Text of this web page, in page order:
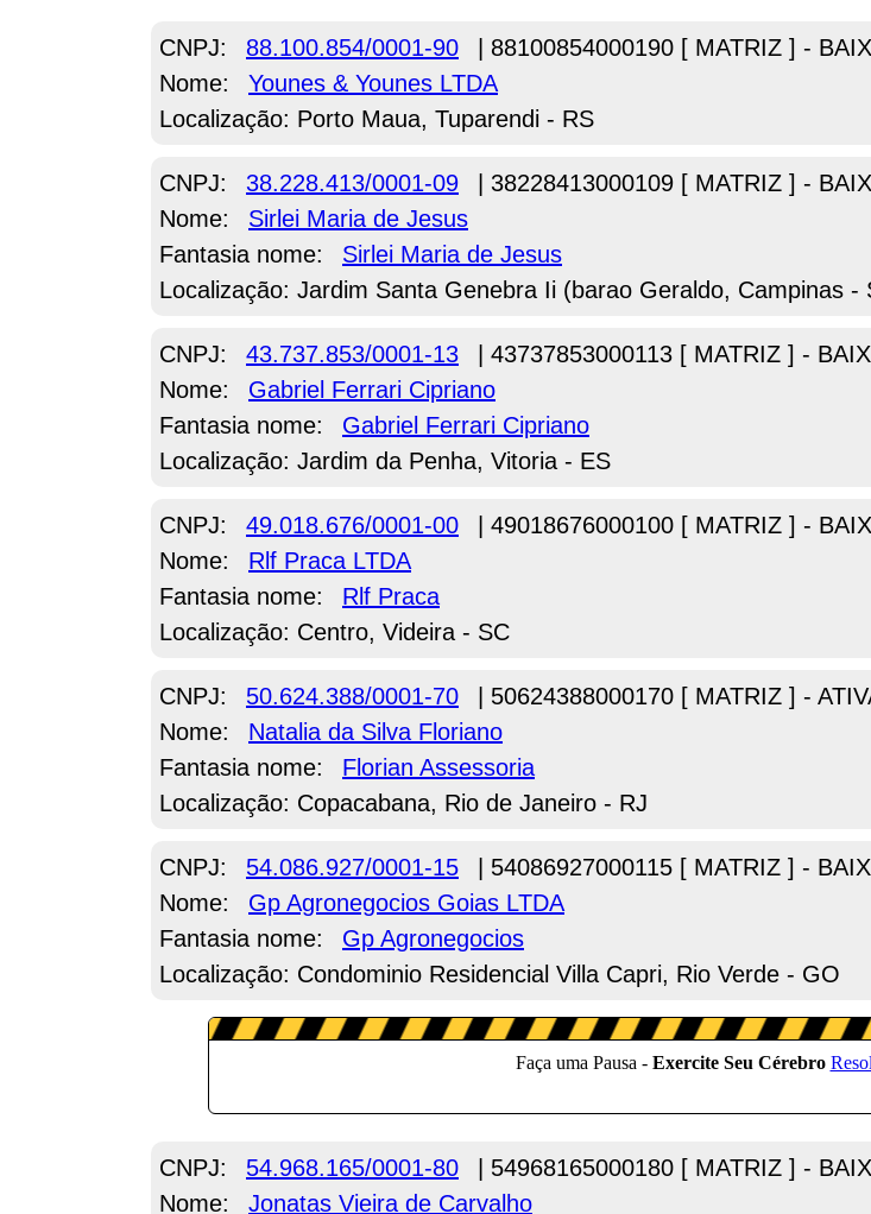
CNPJ: 88.100.854/0001-90
| 88100854000190 [ MATRIZ ] -
Nome:
Younes & Younes LTDA
Localização: Porto Maua, Tuparendi - RS
CNPJ: 38.228.413/0001-09
| 38228413000109 [ MATRIZ ] -
Nome:
Sirlei Maria de Jesus
Fantasia nome:
Sirlei Maria de Jesus
Localização: Jardim Santa Genebra Ii (barao Geraldo, Campinas -
CNPJ: 43.737.853/0001-13
| 43737853000113 [ MATRIZ ] -
Nome:
Gabriel Ferrari Cipriano
Fantasia nome:
Gabriel Ferrari Cipriano
Localização: Jardim da Penha, Vitoria - ES
CNPJ: 49.018.676/0001-00
| 49018676000100 [ MATRIZ ] -
Nome:
Rlf Praca LTDA
Fantasia nome:
Rlf Praca
Localização: Centro, Videira - SC
CNPJ: 50.624.388/0001-70
| 50624388000170 [ MATRIZ ] -
Nome:
Natalia da Silva Floriano
Fantasia nome:
Florian Assessoria
Localização: Copacabana, Rio de Janeiro - RJ
CNPJ: 54.086.927/0001-15
| 54086927000115 [ MATRIZ ] -
Nome:
Gp Agronegocios Goias LTDA
Fantasia nome:
Gp Agronegocios
Localização: Condominio Residencial Villa Capri, Rio Verde - GO
CNPJ: 54.968.165/0001-80
| 54968165000180 [ MATRIZ ] -
Nome:
Jonatas Vieira de Carvalho